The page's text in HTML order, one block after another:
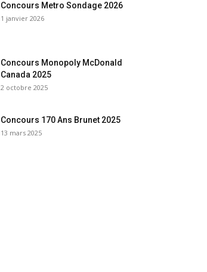
Concours Metro Sondage 2026
1 janvier 2026
Concours Monopoly McDonald
Canada 2025
2 octobre 2025
Concours 170 Ans Brunet 2025
13 mars 2025